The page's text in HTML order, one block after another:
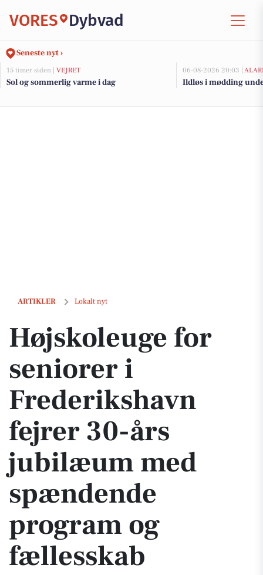
VORES Dybvad
Seneste nyt ›
15 timer siden | VEJRET
Sol og sommerlig varme i dag
06-08-2026 20:03 |
Ildløs i mødding
ARTIKLER Lokalt nyt
Højskoleuge for seniorer i Frederikshavn fejrer 30-års jubilæum
Højskoleuge for
seniorer i
Frederikshavn
fejrer 30-års
jubilæum med
spændende
program og
fællesskab